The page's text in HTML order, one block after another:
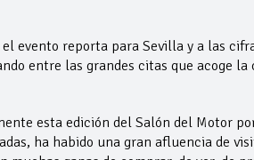
evento reporta para Sevilla y a las
entre las grandes citas que acoge la
esta edición del Salón del Motor
ha habido una gran afluencia de